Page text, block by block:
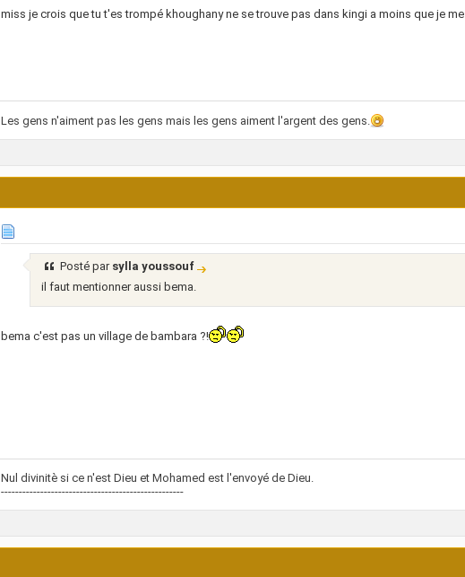
miss je crois que tu t'es trompé khoughany ne se trouve pas dans kingi a moins que je me
Les gens n'aiment pas les gens mais les gens aiment l'argent des gens.
Posté par sylla youssouf
il faut mentionner aussi bema.
bema c'est pas un village de bambara ?!
Nul divinitè si ce n'est Dieu et Mohamed est l'envoyé de Dieu.
---------------------------------------------------